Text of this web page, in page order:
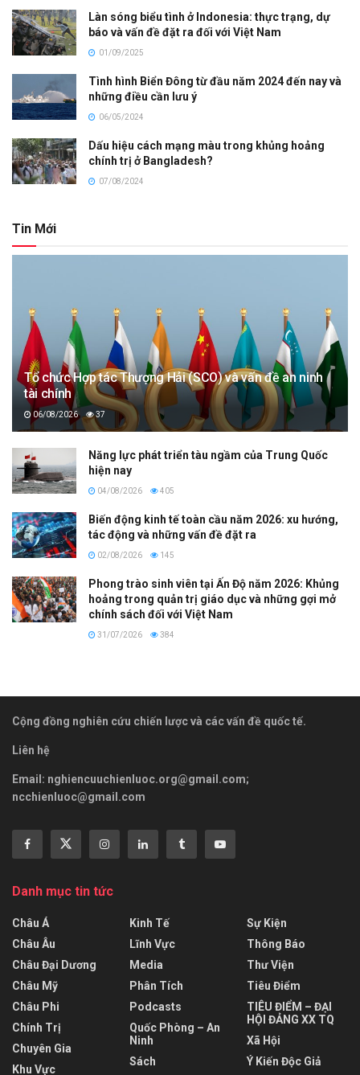
Làn sóng biểu tình ở Indonesia: thực trạng, dự
báo và vấn đề đặt ra đối với Việt Nam
01/09/2025
Tình hình Biển Đông từ đầu năm 2024 đến nay và
những điều cần lưu ý
06/05/2024
Dấu hiệu cách mạng màu trong khủng hoảng
chính trị ở Bangladesh?
07/08/2024
Tin Mới
Tổ chức Hợp tác Thượng Hải (SCO) và vấn đề an ninh
tài chính
06/08/2026 37
Năng lực phát triển tàu ngầm của Trung Quốc
hiện nay
04/08/2026 405
Biến động kinh tế toàn cầu năm 2026: xu hướng,
tác động và những vấn đề đặt ra
02/08/2026 145
Phong trào sinh viên tại Ấn Độ năm 2026: Khủng
hoảng trong quản trị giáo dục và những gợi mở
chính sách đối với Việt Nam
31/07/2026 384
Cộng đồng nghiên cứu chiến lược và các vấn đề quốc tế.
Liên hệ
Email: nghiencuuchienluoc.org@gmail.com;
ncchienluoc@gmail.com
Danh mục tin tức
Châu Á
Châu Âu
Châu Đại Dương
Châu Mỹ
Châu Phi
Chính Trị
Chuyên Gia
Khu Vực
Kinh Tế
Lĩnh Vực
Media
Phân Tích
Podcasts
Quốc Phòng – An
Ninh
Sách
Sự Kiện
Thông Báo
Thư Viện
Tiêu Điểm
TIÊU ĐIỂM – ĐẠI
HỘI ĐẢNG XX TQ
Xã Hội
Ý Kiến Độc Giả